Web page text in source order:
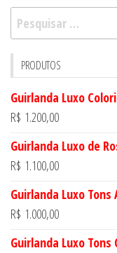
Pesquisar
por:
PRODUTOS
Guirlanda Luxo
R$ 1.200,00
Guirlanda Luxo de
R$ 1.100,00
Guirlanda Luxo
R$ 1.000,00
Guirlanda Luxo Tons